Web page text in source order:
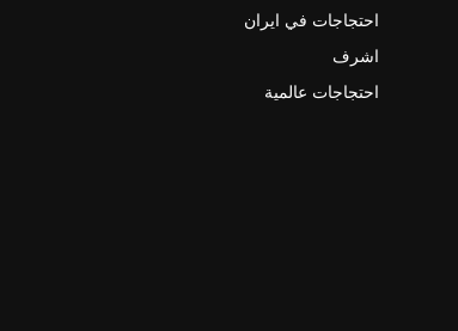
احتجاجات في ايران
اشرف
احتجاجات عالمية